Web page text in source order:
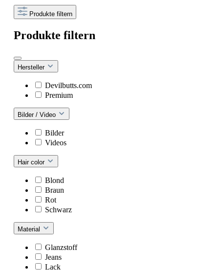
Produkte filtern
Produkte filtern
Hersteller
Devilbutts.com
Premium
Bilder / Video
Bilder
Videos
Hair color
Blond
Braun
Rot
Schwarz
Material
Glanzstoff
Jeans
Lack